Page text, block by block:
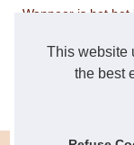
This website
the best
Wanneer is het het
Welk is het beste
Praktische tips